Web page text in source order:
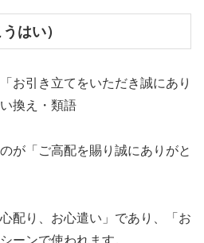
はい）
お引き立てをいただき誠にあり
換え・類語
が「ご高配を賜り誠にありがと
配り、お心遣い」であり、「お
ーンで使われます。